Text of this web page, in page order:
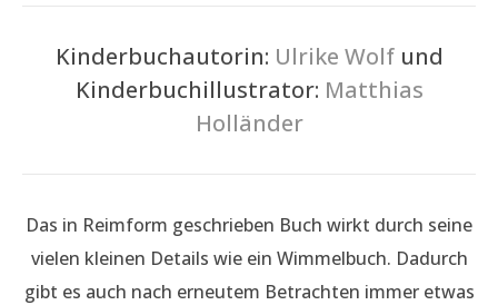
Kinderbuchautorin: Ulrike Wolfund
Kinderbuchillustrator: Matthias
Holländer
Das in Reimform geschrieben Buch wirkt durch seine
vielen kleinen Details wie ein Wimmelbuch. Dadurch
gibt es auch nach erneutem Betrachten immer etwas